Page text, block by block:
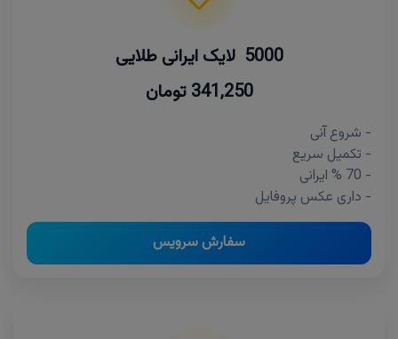
5000 لایک ایرانی طلایی
341,250 تومان
- شروع آنی
- تکمیل سریع
- 70 % ایرانی
- داری عکس پروفایل
سفارش سرویس